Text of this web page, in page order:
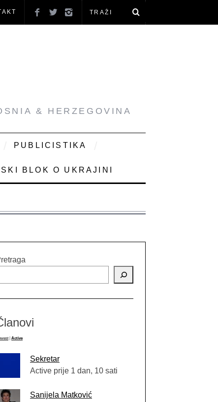
& HERZEGOVINA
PUBLICISTIKA
BLOK O UKRAJINI
Active
Sekretar
Active prije 1 dan, 10 sati
Sanijela Matković